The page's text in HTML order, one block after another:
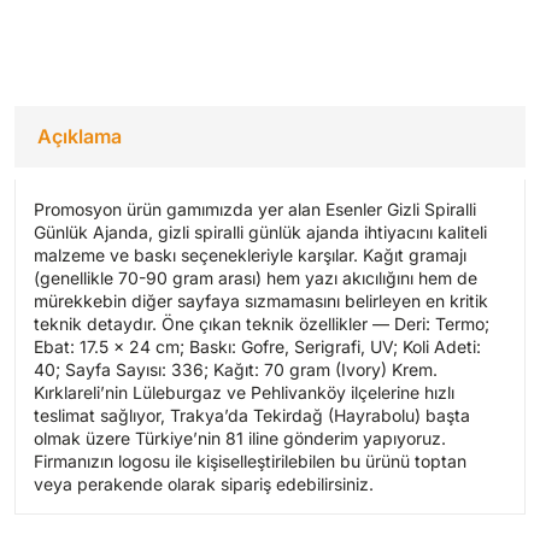
Açıklama
Promosyon ürün gamımızda yer alan Esenler Gizli Spiralli
Günlük Ajanda, gizli spiralli günlük ajanda ihtiyacını kaliteli
malzeme ve baskı seçenekleriyle karşılar. Kağıt gramajı
(genellikle 70-90 gram arası) hem yazı akıcılığını hem de
mürekkebin diğer sayfaya sızmamasını belirleyen en kritik
teknik detaydır. Öne çıkan teknik özellikler — Deri: Termo;
Ebat: 17.5 x 24 cm; Baskı: Gofre, Serigrafi, UV; Koli Adeti:
40; Sayfa Sayısı: 336; Kağıt: 70 gram (Ivory) Krem.
Kırklareli’nin Lüleburgaz ve Pehlivanköy ilçelerine hızlı
teslimat sağlıyor, Trakya’da Tekirdağ (Hayrabolu) başta
olmak üzere Türkiye’nin 81 iline gönderim yapıyoruz.
Firmanızın logosu ile kişiselleştirilebilen bu ürünü toptan
veya perakende olarak sipariş edebilirsiniz.